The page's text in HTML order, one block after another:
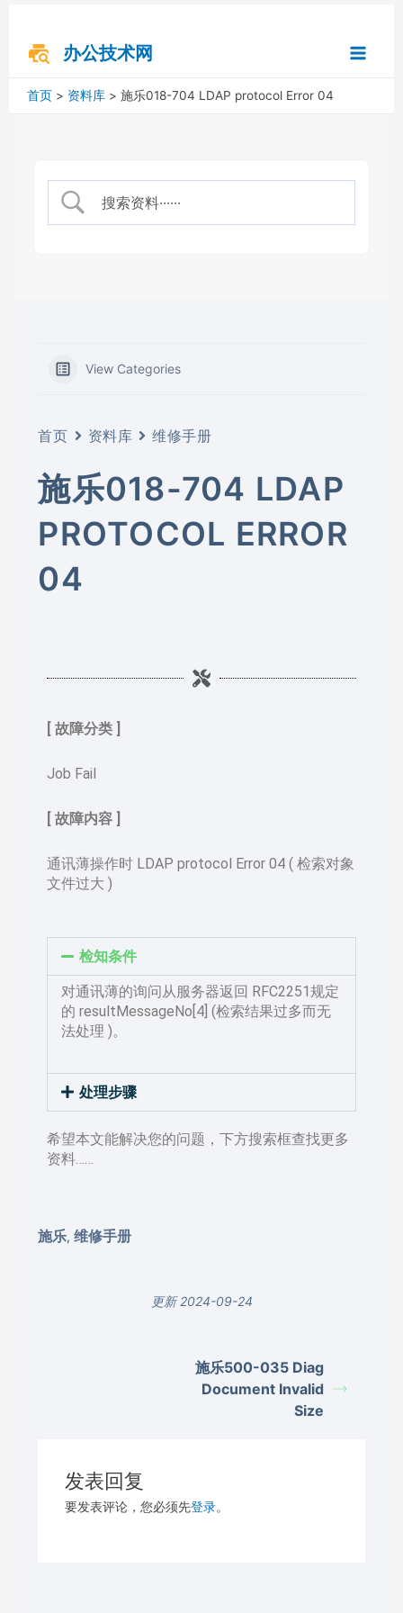
办公技术网
Menu
首页 资料库 施乐018-704 LDAP protocol Error 04
View Categories
首页 资料库 维修手册
施乐018-704 LDAP
PROTOCOL ERROR
04
[ 故障分类 ]
Job Fail
[ 故障内容 ]
通讯薄操作时 LDAP protocol Error 04 ( 检索对象
文件过大 )
检知条件
对通讯薄的询问从服务器返回 RFC2251规定
的 resultMessageNo[4] (检索结果过多而无
法处理 )。
处理步骤
希望本文能解决您的问题，下方搜索框查找更多
资料……
施乐,维修手册
更新 2024-09-24
施乐500-035 Diag
Document Invalid
Size
发表回复
要发表评论，您必须先登录。